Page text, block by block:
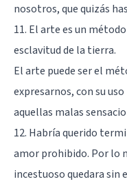
nosotros, que quizás
11. El arte es un
esclavitud de la tierra.
El arte puede ser el
expresarnos, con su
aquellas malas
12. Habría querido
amor prohibido. Por lo
incestuoso quedara sin